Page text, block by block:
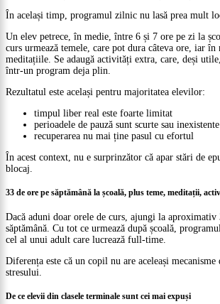
În același timp, programul zilnic nu lasă prea mult
Un elev petrece, în medie, între 6 și 7 ore pe zi la
curs urmează temele, care pot dura câteva ore, iar în
meditațiile. Se adaugă activități extra, care, deși
într-un program deja plin.
Rezultatul este același pentru majoritatea elevilor:
timpul liber real este foarte limitat
perioadele de pauză sunt scurte sau inexistente
recuperarea nu mai ține pasul cu efortul
În acest context, nu e surprinzător că apar stări de
blocaj.
33 de ore pe săptămână la școală, plus teme, meditații,
Dacă aduni doar orele de curs, ajungi la aproximativ
săptămână. Cu tot ce urmează după școală,
cel al unui adult care lucrează full-time.
Diferența este că un copil nu are aceleași mecanisme
stresului.
De ce elevii din clasele terminale sunt cei mai expuși